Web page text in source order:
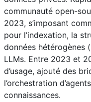
communauté open-
2023, s’imposant
pour l’indexation, la
données hétérogènes
LLMs. Entre 2023 et
d’usage, ajouté des
l’orchestration
connaissances.